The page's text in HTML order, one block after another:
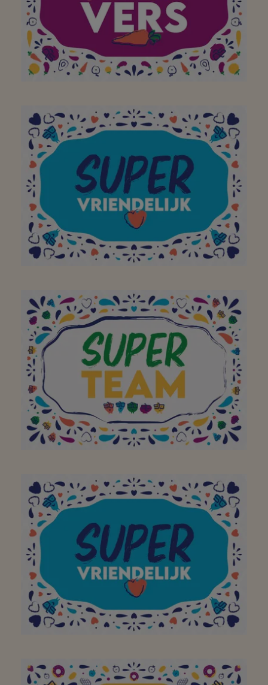
quartier préféré où je
trouve chaque jour des
produits frais pour
préparer un délicieux
repas à la maison !
Merci!
À mon supermarché de
quartier préféré pour
avoir égayé ma visite
dans votre magasin
avec un large sourire !
Merci!
Merci à toute l'équipe.